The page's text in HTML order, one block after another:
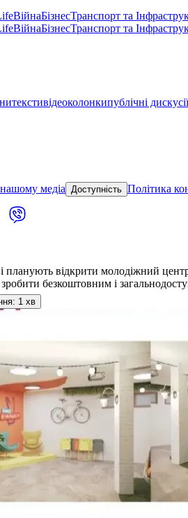
ВійнаБізнесТранспорт та
ВійнаБізнесТранспорт та
текстивідеоколонкипублічні дискусії
медіа Доступність Політика
планують відкрити молодіжний центр.
безкоштовним і
1 хв